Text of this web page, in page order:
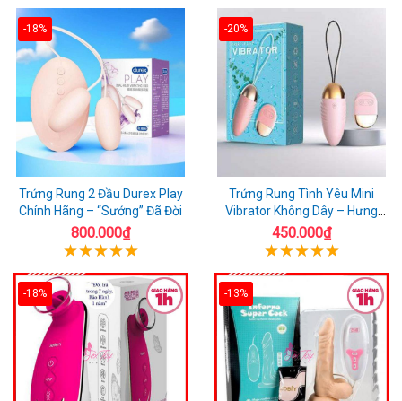
-18%
Trứng Rung 2 Đầu Durex Play
Chính Hãng – “Sướng” Đã Đời
800.000₫
-20%
Trứng Rung Tình Yêu Mini
Vibrator Không Dây – Hưng
Phấn Mọi Nơi
450.000₫
-18% -13%